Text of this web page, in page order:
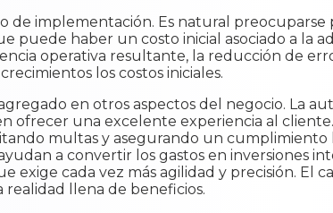
de implementación. Es natural preocuparse
puede haber un costo inicial asociado a la
operativa resultante, la reducción de
los costos iniciales.
en otros aspectos del negocio. La
ofrecer una excelente experiencia al
multas y asegurando un
a convertir los gastos en inversiones
exige cada vez más agilidad y precisión. El
llena de beneficios.